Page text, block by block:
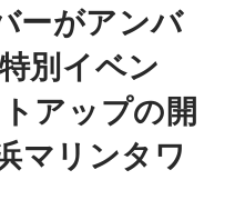
ーがアンバ
別イベン
アップの開
マリンタワ